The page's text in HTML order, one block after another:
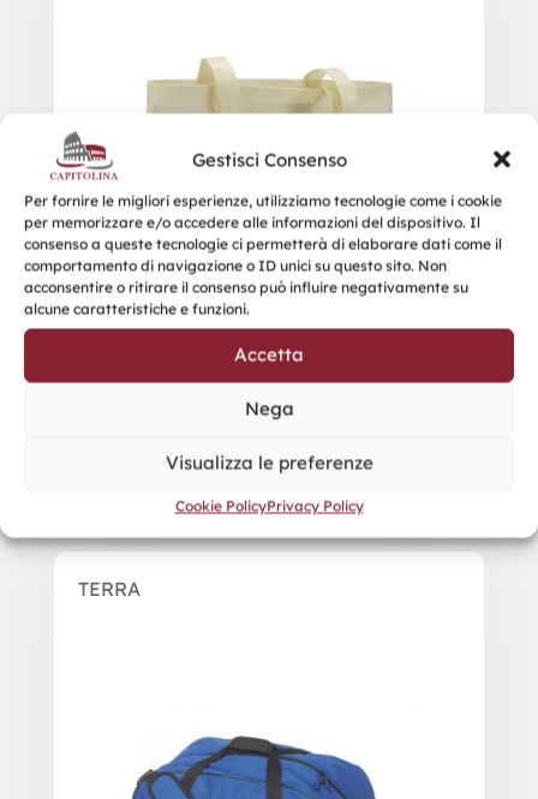
Gestisci Consenso
Per fornire le migliori esperienze, utilizziamo tecnologie come i cookie
per memorizzare e/o accedere alle informazioni del dispositivo. Il
consenso a queste tecnologie ci permetterà di elaborare dati come il
comportamento di navigazione o ID unici su questo sito. Non
acconsentire o ritirare il consenso può influire negativamente su
alcune caratteristiche e funzioni.
Accetta
Nega
Visualizza le preferenze
Cookie PolicyPrivacy Policy
TERRA